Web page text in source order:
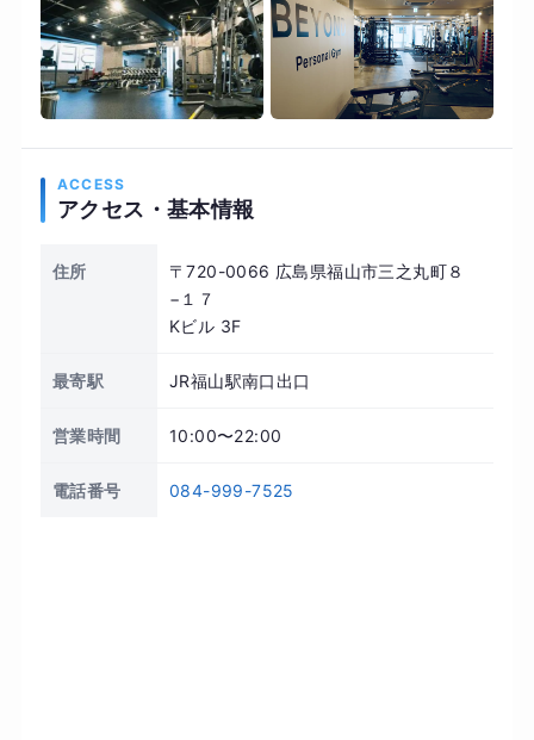
ACCESS
アクセス・基本情報
住所
〒720-0066 広島県福山市三之丸町８
−１７
Kビル 3F
最寄駅 JR福山駅南口出口
営業時間 10:00〜22:00
電話番号 084-999-7525